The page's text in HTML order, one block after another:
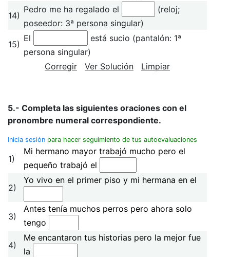
14)
Pedro me ha regalado el
(reloj;
poseedor: 3ª persona singular)
15)
El
está sucio (pantalón: 1ª
persona singular)
Corregir
Ver Solución Limpiar
5.- Completa las siguientes oraciones con el
pronombre numeral correspondiente.
Inicia sesión para hacer seguimiento de tus autoevaluaciones
1)
Mi hermano mayor trabajó mucho pero el
pequeño trabajó el
2)
Yo vivo en el primer piso y mi hermana en el
3)
Antes tenía muchos perros pero ahora solo
tengo
4)
Me encantaron tus historias pero la mejor fue
la